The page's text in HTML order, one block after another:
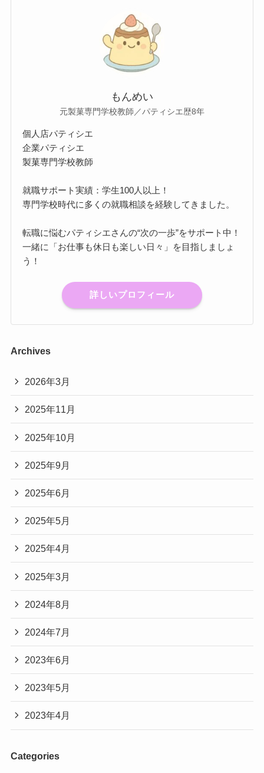
もんめい
元製菓専門学校教師／パティシエ歴8年
個人店パティシエ
企業パティシエ
製菓専門学校教師
就職サポート実績：学生100人以上！
専門学校時代に多くの就職相談を経験してきました。
転職に悩むパティシエさんの“次の一歩”をサポート中！
一緒に「お仕事も休日も楽しい日々」を目指しましょ
う！
詳しいプロフィール
Archives
2026年3月
2025年11月
2025年10月
2025年9月
2025年6月
2025年5月
2025年4月
2025年3月
2024年8月
2024年7月
2023年6月
2023年5月
2023年4月
Categories